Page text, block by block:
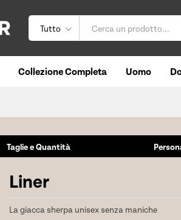
Tutto
Collezione Completa Uomo
Taglie e Quantità
Liner
La giacca sherpa unisex senza maniche